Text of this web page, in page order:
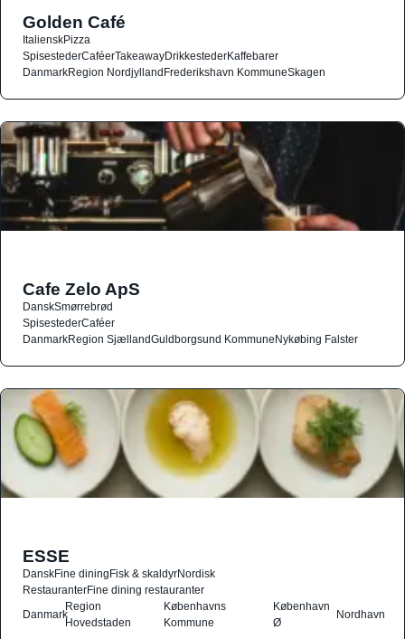
Golden Café
ItalienskPizza
SpisestederCaféerTakeawayDrikkestederKaffebarer
DanmarkRegion NordjyllandFrederikshavn KommuneSkagen
Cafe Zelo ApS
DanskSmørrebrød
SpisestederCaféer
DanmarkRegion SjællandGuldborgsund KommuneNykøbing Falster
ESSE
DanskFine diningFisk & skaldyrNordisk
RestauranterFine dining restauranter
Danmark
Region
Hovedstaden
Københavns
Kommune
København
Ø
Nordhavn